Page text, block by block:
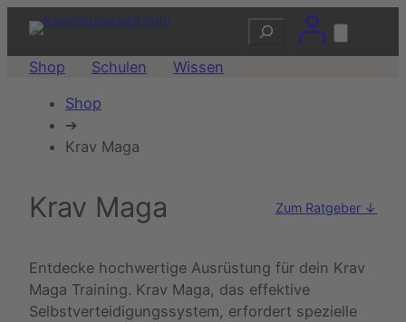
Suchen
Shop Schulen Wissen
Shop
➔
Krav Maga
Krav Maga Zum Ratgeber ↓
Entdecke hochwertige Ausrüstung für dein Krav
Maga Training. Krav Maga, das effektive
Selbstverteidigungssystem, erfordert spezielle